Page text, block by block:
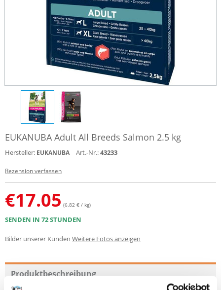
EUKANUBA Adult All Breeds Salmon 2.5 kg
Hersteller: EUKANUBA Art.-Nr.:43233
Rezension verfassen
€17.05 (6.82 € / kg)
SENDEN IN 72 STUNDEN
Bilder unserer Kunden Weitere Fotos anzeigen
Produktbeschreibung